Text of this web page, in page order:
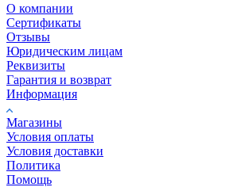
О компании
Сертификаты
Отзывы
Юридическим лицам
Реквизиты
Гарантия и возврат
Информация
Магазины
Условия оплаты
Условия доставки
Политика
Помощь